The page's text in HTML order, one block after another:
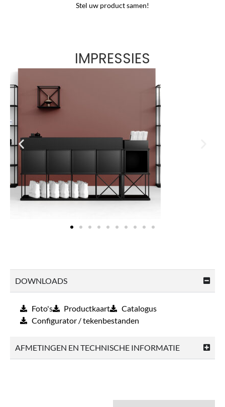
Stel uw product samen!
IMPRESSIES
DOWNLOADS
Foto's Productkaart
Catalogus
Configurator / tekenbestanden
AFMETINGEN EN TECHNISCHE INFORMATIE